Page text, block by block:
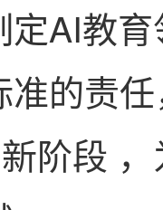
定AI教
的责
新阶段